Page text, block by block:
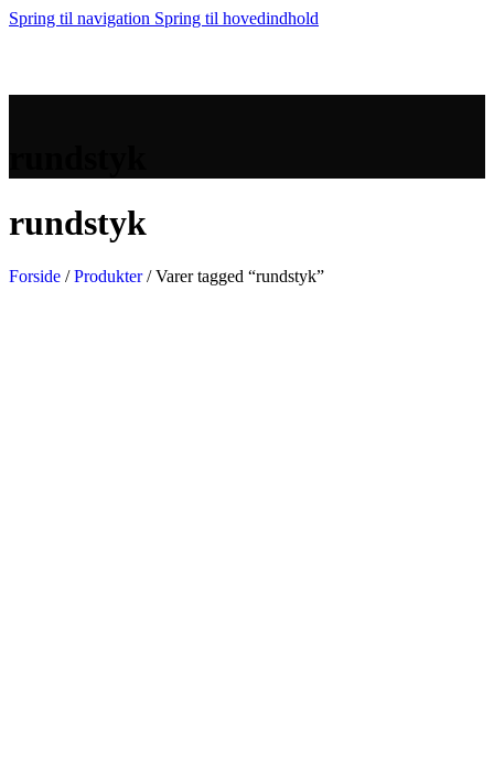
Spring til navigation Spring til hovedindhold
rundstyk
Forside / Produkter/ Varer tagged “rundstyk”